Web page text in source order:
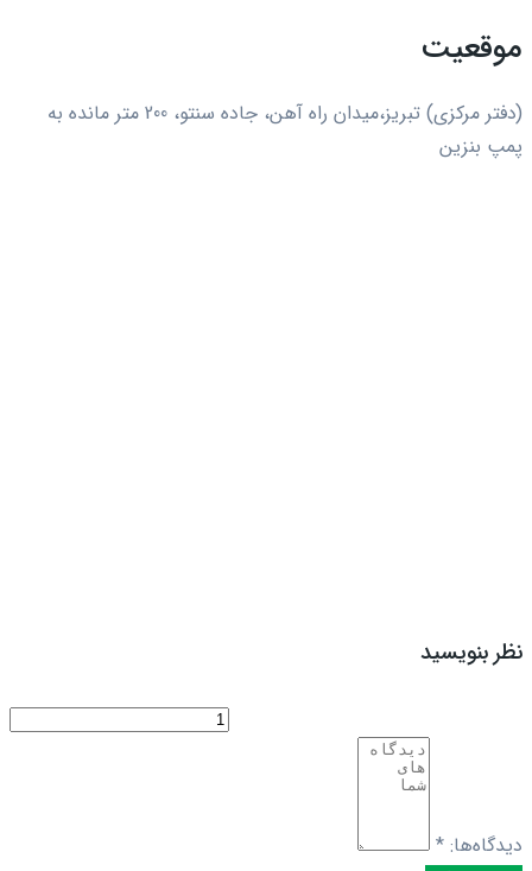
موقعیت
(دفتر مرکزی) تبریز،میدان راه آهن، جاده سنتو، 200 متر مانده به
پمپ بنزین
نظر بنویسید
دیدگاه‌ها: *